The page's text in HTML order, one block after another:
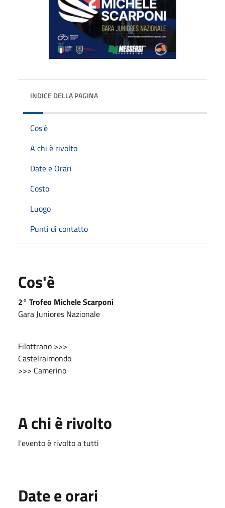
INDICE DELLA PAGINA
Cos'è
A chi è rivolto
Date e Orari
Costo
Luogo
Punti di contatto
Cos'è
2° Trofeo Michele Scarponi
Gara Juniores Nazionale
Filottrano >>>
Castelraimondo
>>> Camerino
A chi è rivolto
l'evento è rivolto a tutti
Date e orari